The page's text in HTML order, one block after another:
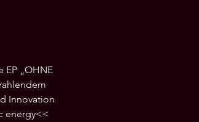
EP „OHNE
Innovation
energy<<